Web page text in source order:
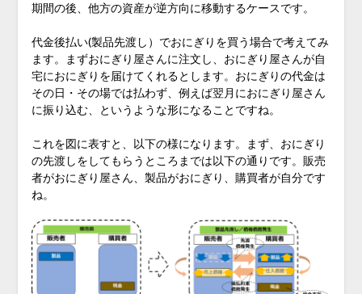
期間の後、他方の資産が逆方向に移動するケースです。
代金後払い(製品先渡し）でおにぎりを買う場合で考えてみ
ます。まずおにぎり屋さんに注文し、おにぎり屋さんが自
宅におにぎりを届けてくれるとします。おにぎりの代金は
その日・その場では払わず、例えば翌月におにぎり屋さん
に振り込む、というような形になることですね。
これを図に表すと、以下の様になります。まず、おにぎり
の先渡しをしてもらうところまでは以下の通りです。販売
者がおにぎり屋さん、製品がおにぎり、購買者が自分です
ね。